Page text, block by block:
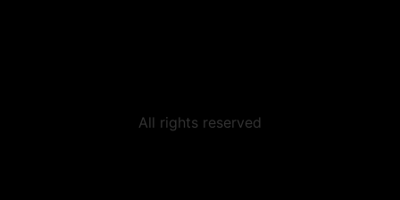
All rights reserved